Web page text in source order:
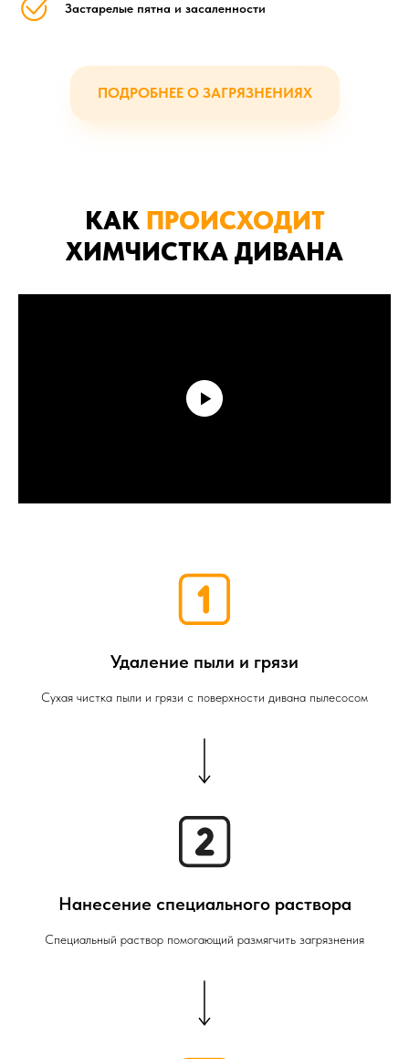
Застарелые пятна и засаленности
ПОДРОБНЕЕ О ЗАГРЯЗНЕНИЯХ
КАК ПРОИСХОДИТ
ХИМЧИСТКА ДИВАНА
Удаление пыли и грязи
Сухая чистка пыли и грязи с поверхности дивана пылесосом
Нанесение специального раствора
Специальный раствор помогающий размягчить загрязнения